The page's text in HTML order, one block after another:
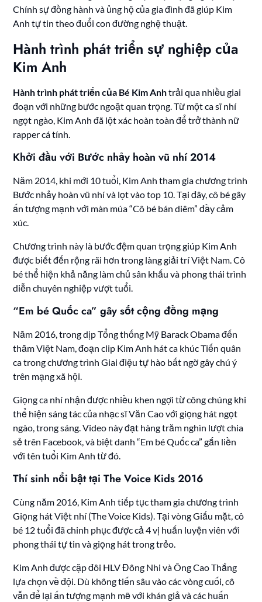
Chính sự đồng hành và ủng hộ của gia đình đã giúp Kim
Anh tự tin theo đuổi con đường nghệ thuật.
Hành trình phát triển sự nghiệp của
Kim Anh
Hành trình phát triển của Bé Kim Anhtrải qua nhiều giai
đoạn với những bước ngoặt quan trọng. Từ một ca sĩ nhí
ngọt ngào, Kim Anh đã lột xác hoàn toàn để trở thành nữ
rapper cá tính.
Khởi đầu với Bước nhảy hoàn vũ nhí 2014
Năm 2014, khi mới 10 tuổi, Kim Anh tham gia chương trình
Bước nhảy hoàn vũ nhí và lọt vào top 10. Tại đây, cô bé gây
ấn tượng mạnh với màn múa “Cô bé bán diêm” đầy cảm
xúc.
Chương trình này là bước đệm quan trọng giúp Kim Anh
được biết đến rộng rãi hơn trong làng giải trí Việt Nam. Cô
bé thể hiện khả năng làm chủ sân khấu và phong thái trình
diễn chuyên nghiệp vượt tuổi.
“Em bé Quốc ca” gây sốt cộng đồng mạng
Năm 2016, trong dịp Tổng thống Mỹ Barack Obama đến
thăm Việt Nam, đoạn clip Kim Anh hát ca khúc Tiến quân
ca trong chương trình Giai điệu tự hào bất ngờ gây chú ý
trên mạng xã hội.
Giọng ca nhí nhận được nhiều khen ngợi từ công chúng khi
thể hiện sáng tác của nhạc sĩ Văn Cao với giọng hát ngọt
ngào, trong sáng. Video này đạt hàng trăm nghìn lượt chia
sẻ trên Facebook, và biệt danh “Em bé Quốc ca” gắn liền
với tên tuổi Kim Anh từ đó.
Thí sinh nổi bật tại The Voice Kids 2016
Cùng năm 2016, Kim Anh tiếp tục tham gia chương trình
Giọng hát Việt nhí (The Voice Kids). Tại vòng Giấu mặt, cô
bé 12 tuổi đã chinh phục được cả 4 vị huấn luyện viên với
phong thái tự tin và giọng hát trong trẻo.
Kim Anh được cặp đôi HLV Đông Nhi và Ông Cao Thắng
lựa chọn về đội. Dù không tiến sâu vào các vòng cuối, cô
vẫn để lại ấn tượng mạnh mẽ với khán giả và các huấn